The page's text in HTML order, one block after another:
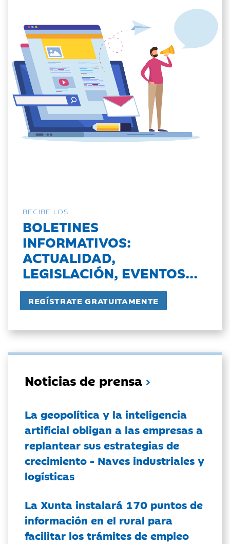
RECIBE LOS
BOLETINES
INFORMATIVOS:
ACTUALIDAD,
LEGISLACIÓN, EVENTOS...
Noticias de prensa
La geopolítica y la inteligencia
artificial obligan a las empresas a
replantear sus estrategias de
crecimiento - Naves industriales y
logísticas
La Xunta instalará 170 puntos de
información en el rural para
facilitar los trámites de empleo